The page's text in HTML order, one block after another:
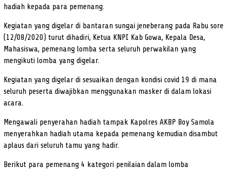
hadiah kepada para pemenang.
Kegiatan yang digelar di bantaran sungai jeneberang pada Rabu sore
(12/08/2020) turut dihadiri, Ketua KNPI Kab Gowa, Kepala Desa,
Mahasiswa, pemenang lomba serta seluruh perwakilan yang
mengikuti lomba yang digelar.
Kegiatan yang digelar di sesuaikan dengan kondisi covid 19 di mana
seluruh peserta diwajibkan menggunakan masker di dalam lokasi
acara.
Mengawali penyerahan hadiah tampak Kapolres AKBP Boy Samola
menyerahkan hadiah utama kepada pemenang kemudian disambut
aplaus dari seluruh tamu yang hadir.
Berikut para pemenang 4 kategori penilaian dalam lomba